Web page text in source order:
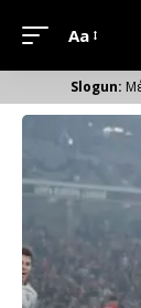
Μέγεθος
Aa